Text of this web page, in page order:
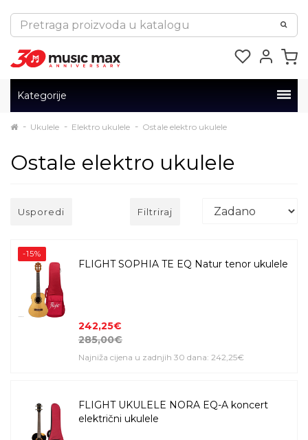
Kategorije
Ukulele Elektro ukulele Ostale elektro ukulele
Ostale elektro ukulele
Usporedi Filtriraj
-15%
FLIGHT SOPHIA TE EQ Natur tenor ukulele
242,25€
285,00€
Najniža cijena u zadnjih 30 dana: 242,25€
FLIGHT UKULELE NORA EQ-A koncert
električni ukulele